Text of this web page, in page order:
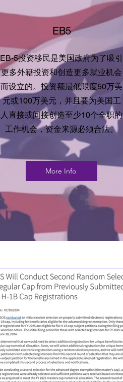
EB5
EB-5投资移民是美国政府为了吸引
更多外籍投资和创造更多就业机会
而设立的。投资额最低限度50万美
元或100万美元，并且要为美国工
人直接或间接创造至少10个全职的
工作机会，资金来源必须合法。
More Info